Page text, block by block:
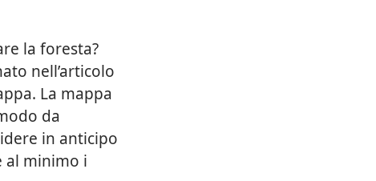
la foresta?
nell’articolo
La mappa
da
in anticipo
al minimo i